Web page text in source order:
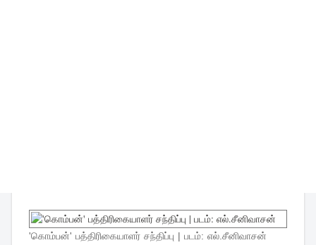
'கொம்பன்' பத்திரிகையாளர் சந்திப்பு | படம்: எல்.சீனிவாசன்